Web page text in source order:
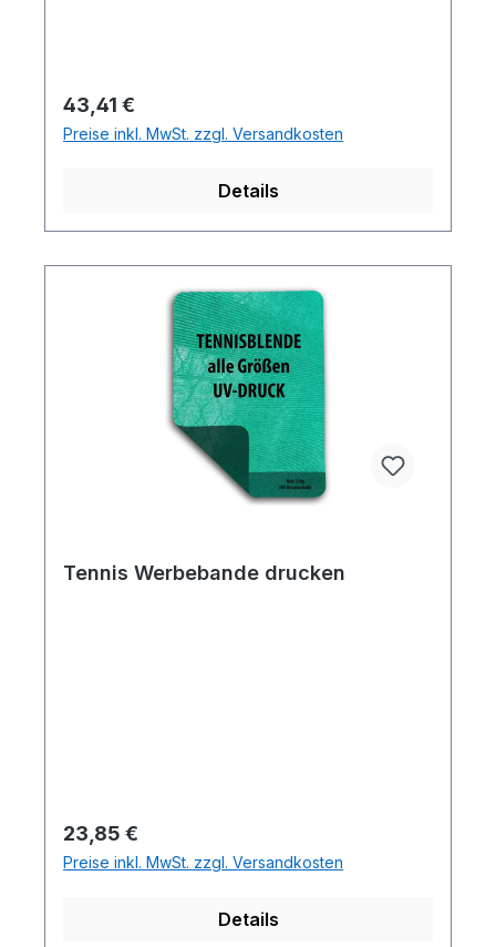
Regulärer Preis:
43,41 €
Preise inkl. MwSt. zzgl. Versandkosten
Details
Tennis Werbebande drucken
Regulärer Preis:
23,85 €
Preise inkl. MwSt. zzgl. Versandkosten
Details